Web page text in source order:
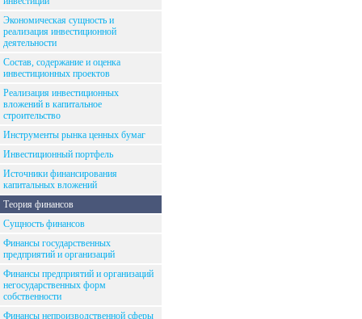
Экономическая сущность и
реализация инвестиционной
деятельности
Состав, содержание и оценка
инвестиционных проектов
Реализация инвестиционных
вложений в капитальное
строительство
Инструменты рынка ценных бумаг
Инвестиционный портфель
Источники финансирования
капитальных вложений
Теория финансов
Сущность финансов
Финансы государственных
предприятий и организаций
Финансы предприятий и организаций
негосударственных форм
собственности
Финансы непроизводственной сферы